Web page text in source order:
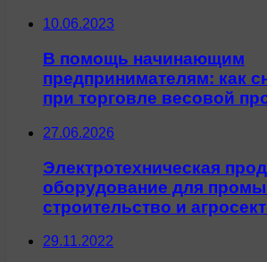
10.06.2023
В помощь начинающим
предпринимателям: как
при торговле весовой
27.06.2026
Электротехническая
оборудование для
строительство и
29.11.2022